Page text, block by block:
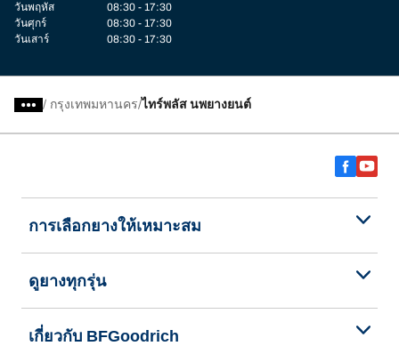
วันพฤหัส
08:30 - 17:30
วันศุกร์
08:30 - 17:30
วันเสาร์
08:30 - 17:30
/ กรุงเทพมหานคร ไทร์พลัส นพยางยนต์
การเลือกยางให้เหมาะสม
ดูยางทุกรุ่น
เกี่ยวกับ BFGoodrich